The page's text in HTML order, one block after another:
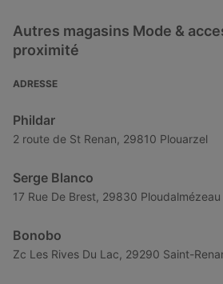
Autres magasins Mode &
proximité
ADRESSE
Phildar
2 route de St Renan, 29810 Plouarzel
Serge Blanco
17 Rue De Brest, 29830 Ploudalmézeau
Bonobo
Zc Les Rives Du Lac, 29290 Saint-